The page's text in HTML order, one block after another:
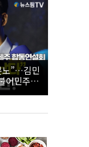
노”…김민
어민주당
회